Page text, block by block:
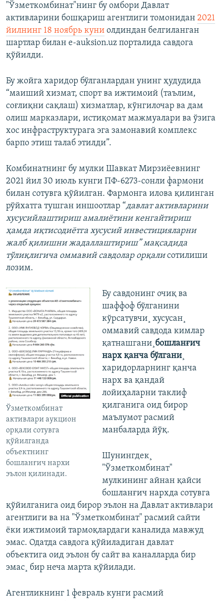
"Ўзметкомбинат"нинг бу омбори Давлат
активларини бошқариш агентлиги томонидан 2021
йилнинг 18 ноябрь куни олдиндан белгиланган
шартлар билан e-auksion.uz порталида савдога
қўйилди.
Бу жойга харидор бўлганлардан унинг ҳудудида
“маиший хизмат, спорт ва ижтимоий (таълим,
соғлиқни сақлаш) хизматлар, кўнгилочар ва дам
олиш марказлари, истиқомат мажмуалари ва ўзига
хос инфраструктурага эга замонавий комплекс
барпо этиш талаб этилди”.
Комбинатнинг бу мулки Шавкат Мирзиëевнинг
2021 йил 30 июль кунги ПФ-6273-сонли фармони
билан сотувга қўйилган. Фармонга илова қилинган
рўйхатга тушган иншоотлар “давлат активларини
хусусийлаштириш амалиётини кенгайтириш
ҳамда иқтисодиётга хусусий инвестицияларни
жалб қилишни жадаллаштириш” мақсадида
тўлиқлигича оммавий савдолар орқалисотилиши
лозим.
Ўзметкомбинат
активлари аукцион
орқали сотувга
қўйилганда
объектнинг
бошланғич нархи
эълон қилинади.
Бу савдонинг очиқ ва
шаффоф бўлганини
кўрсатувчи¸ хусусан¸
оммавий савдода кимлар
қатнашгани¸ бошланғич
нарх қанча бўлгани¸
харидорларнинг қанча
нарх ва қандай
лойиҳаларни таклиф
қилганига оид бирор
маълумот расмий
манбаларда йўқ.
Шунингдек¸
"Ўзметкомбинат"
мулкининг айнан қайси
бошланғич нархда сотувга
қўйилганига оид бирор эълон на Давлат активлари
агентлиги ва на "Ўзметкомбинат" расмий сайти
ëки ижтимоий тармоқлардаги каналида мавжуд
эмас. Одатда савдога қўйиладиган давлат
объектига оид эълон бу сайт ва каналларда бир
эмас¸ бир неча марта қўйилади.
Агентликнинг 1 февраль кунги расмий